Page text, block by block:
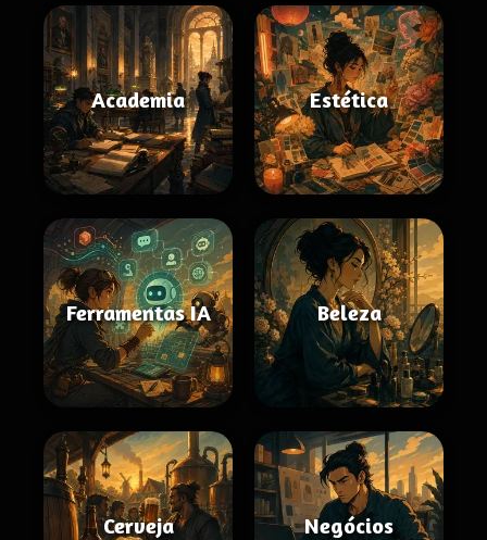
Academia Estética
Ferramentas IA Beleza
Cerveja Negócios